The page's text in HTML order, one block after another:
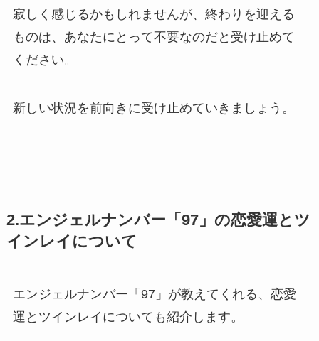
寂しく感じるかもしれませんが、終わりを迎える
ものは、あなたにとって不要なのだと受け止めて
ください。
新しい状況を前向きに受け止めていきましょう。
2.エンジェルナンバー「97」の恋愛運とツ
インレイについて
エンジェルナンバー「97」が教えてくれる、恋愛
運とツインレイについても紹介します。